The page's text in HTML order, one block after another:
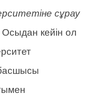
сұрау
кейін ол